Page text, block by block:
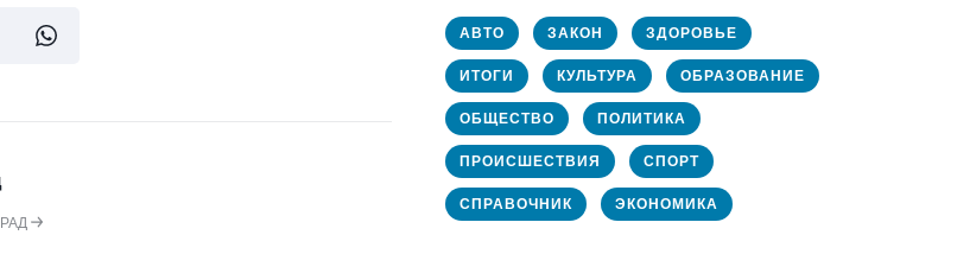
АВТО ЗАКОН ЗДОРОВЬЕ
ИТОГИ КУЛЬТУРА ОБРАЗОВАНИЕ
ОБЩЕСТВО ПОЛИТИКА
ПРОИСШЕСТВИЯ СПОРТ
СПРАВОЧНИК ЭКОНОМИКА